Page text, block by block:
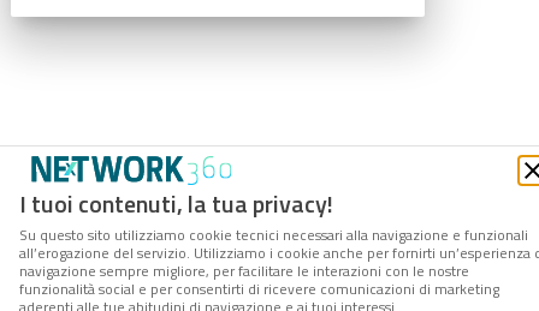
I tuoi contenuti, la tua privacy!
Su questo sito utilizziamo cookie tecnici necessari alla navigazione e funzionali
all’erogazione del servizio. Utilizziamo i cookie anche per fornirti un’esperienza
navigazione sempre migliore, per facilitare le interazioni con le nostre
funzionalità social e per consentirti di ricevere comunicazioni di marketing